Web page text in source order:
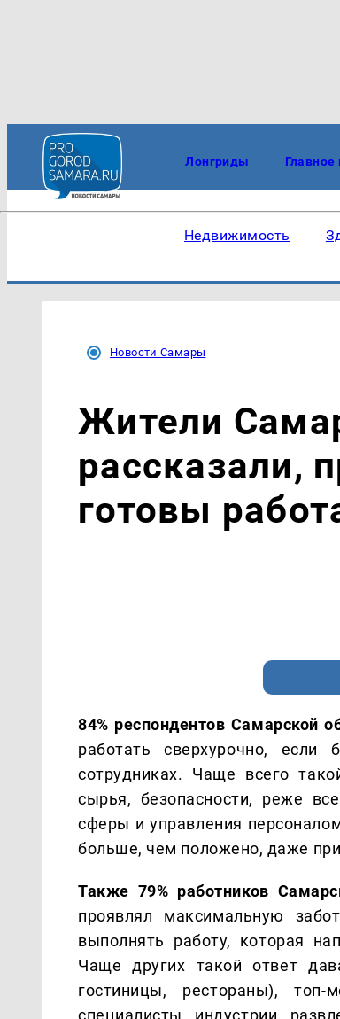
Лонгриды Главное
Недвижимость
Новости Самары
Жители
рассказали,
готовы
84% респондентов Самарской
работать сверхурочно,
сотрудниках. Чаще всего
сырья, безопасности, реже
сферы и управления
больше, чем положено, даже
Также 79% работников
проявлял максимальную
выполнять работу, которая
Чаще других такой ответ
гостиницы, рестораны),
специалисты индустрии